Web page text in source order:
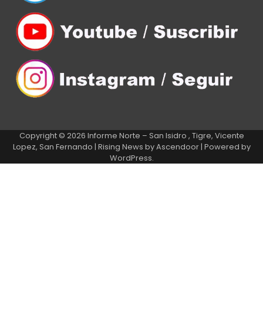
Copyright © 2026 Informe Norte – San Isidro , Tigre, Vicente
Lopez, San Fernando | Rising News byAscendoor| Powered by
WordPress.